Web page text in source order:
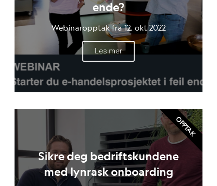
ende?
Webinaropptak fra 12. okt 2022
Les mer
Sikre deg bedriftskundene
med lynrask onboarding
OPPTAK